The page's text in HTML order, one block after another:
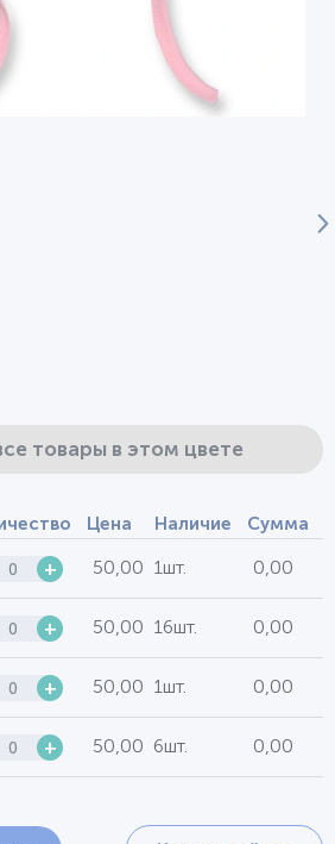
товары в этом цвете
Цена Наличие Сумма
+ 50,00 1шт. 0,00
+ 50,00 16шт. 0,00
+ 50,00 1шт. 0,00
+ 50,00 6шт. 0,00